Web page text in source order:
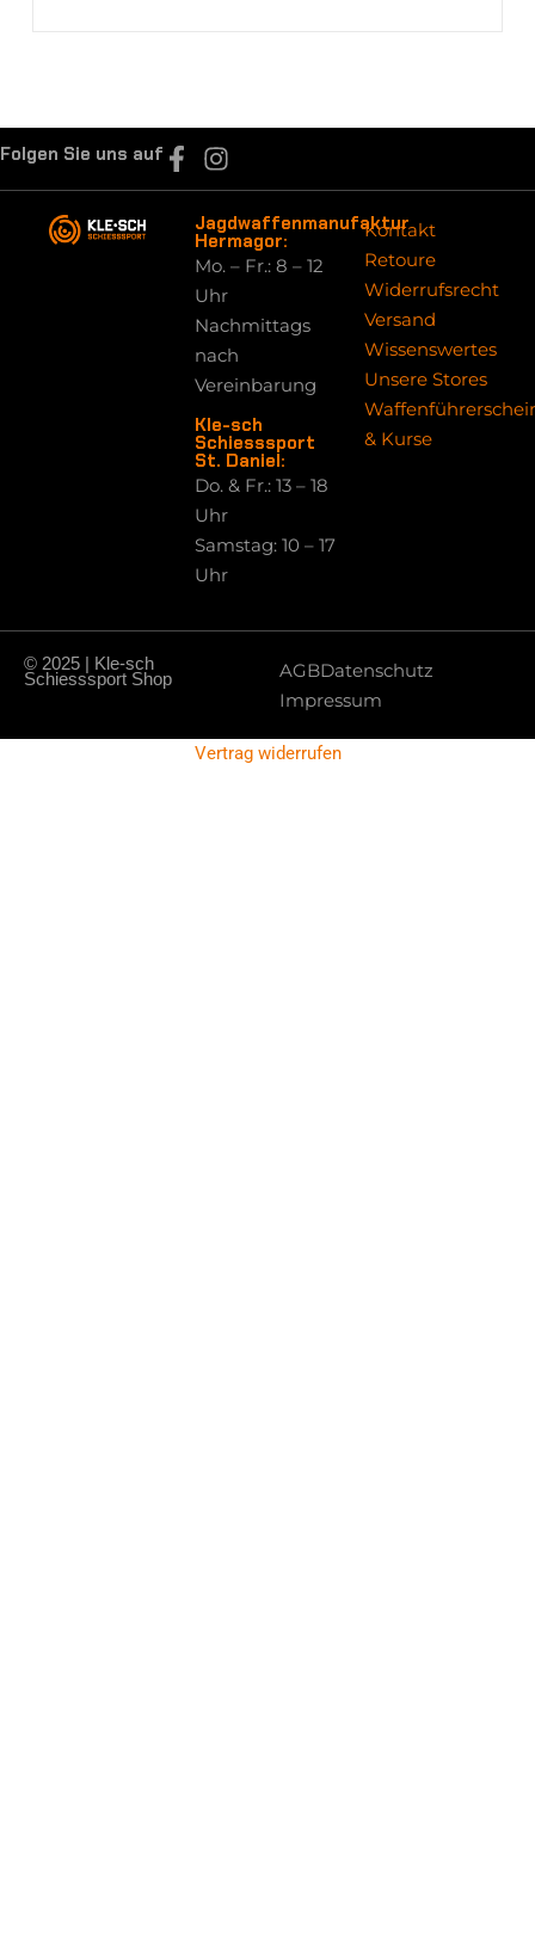
Folgen Sie uns auf
Jagdwaffenmanufaktur
Hermagor:
Mo. – Fr.: 8 – 12
Uhr
Nachmittags
nach
Vereinbarung
Kle-sch
Schiesssport
St. Daniel:
Do. & Fr.: 13 – 18
Uhr
Samstag: 10 – 17
Uhr
Kontakt
Retoure
Widerrufsrecht
Versand
Wissenswertes
Unsere Stores
& Kurse
© 2025 | Kle-sch
Schiesssport Shop AGBDatenschutz
Impressum
Vertrag widerrufen